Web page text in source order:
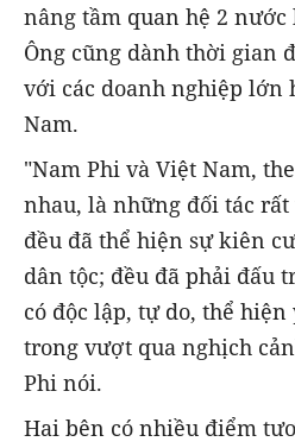
nâng tầm quan hệ 2
Ông cũng dành thời gian
với các doanh nghiệp lớn
Nam.
"Nam Phi và Việt Nam,
nhau, là những đối tác
đều đã thể hiện sự kiên
dân tộc; đều đã phải đấu
có độc lập, tự do, thể
trong vượt qua nghịch
Phi nói.
Hai bên có nhiều điểm